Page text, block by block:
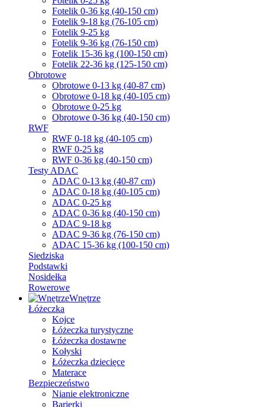
Fotelik 0-36 kg (40-150 cm)
Fotelik 9-18 kg (76-105 cm)
Fotelik 9-25 kg
Fotelik 9-36 kg (76-150 cm)
Fotelik 15-36 kg (100-150 cm)
Fotelik 22-36 kg (125-150 cm)
Obrotowe
Obrotowe 0-13 kg (40-87 cm)
Obrotowe 0-18 kg (40-105 cm)
Obrotowe 0-25 kg
Obrotowe 0-36 kg (40-150 cm)
RWF
RWF 0-18 kg (40-105 cm)
RWF 0-25 kg
RWF 0-36 kg (40-150 cm)
Testy ADAC
ADAC 0-13 kg (40-87 cm)
ADAC 0-18 kg (40-105 cm)
ADAC 0-25 kg
ADAC 0-36 kg (40-150 cm)
ADAC 9-18 kg
ADAC 9-36 kg (76-150 cm)
ADAC 15-36 kg (100-150 cm)
Siedziska
Podstawki
Nosidełka
Rowerowe
Wnętrze
Łóżeczka
Kojce
Łóżeczka turystyczne
Łóżeczka dostawne
Kołyski
Łóżeczka dziecięce
Materace
Bezpieczeństwo
Nianie elektroniczne
Barierki